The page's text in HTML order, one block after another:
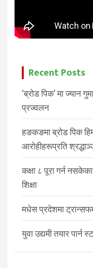
Recent Posts
‘ब्रोड पिक’ मा ज्यान
प्रज्वलन
हङकङमा ब्रोड पिक
आरोहीहरूप्रति
कक्षा ८ पूरा गर्न
शिक्षा
मधेस प्रदेशमा
युवा उद्यमी तयार पार्न